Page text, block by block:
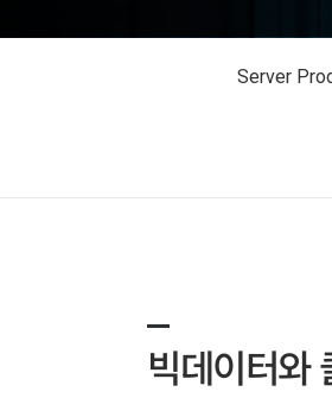
Server
빅데이터와